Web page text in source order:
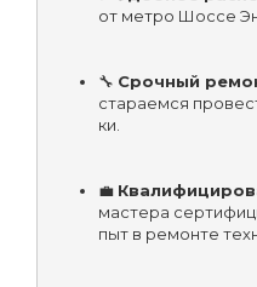
от метро Шоссе
🔧 Срочный
стараемся
ки.
💼
мастера
пыт в ремонте